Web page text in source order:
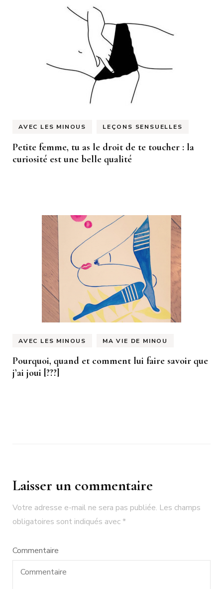
AVEC LES MINOUS LEÇONS SENSUELLES
Petite femme, tu as le droit de te toucher : la
curiosité est une belle qualité
AVEC LES MINOUS MA VIE DE MINOU
Pourquoi, quand et comment lui faire savoir que
j’ai joui [???]
Laisser un commentaire
Votre adresse e-mail ne sera pas publiée. Les champs
obligatoires sont indiqués avec*
Commentaire